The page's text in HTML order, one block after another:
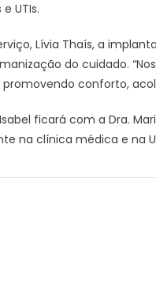
UTIs.
Lívia Thaís, a
do cuidado.
conforto,
ficará com a Dra.
na clínica médica e na